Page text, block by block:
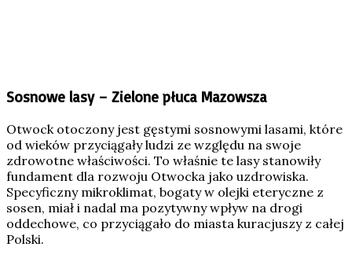
Sosnowe lasy – Zielone płuca Mazowsza
Otwock otoczony jest gęstymi sosnowymi lasami, które
od wieków przyciągały ludzi ze względu na swoje
zdrowotne właściwości. To właśnie te lasy stanowiły
fundament dla rozwoju Otwocka jako uzdrowiska.
Specyficzny mikroklimat, bogaty w olejki eteryczne z
sosen, miał i nadal ma pozytywny wpływ na drogi
oddechowe, co przyciągało do miasta kuracjuszy z całej
Polski.